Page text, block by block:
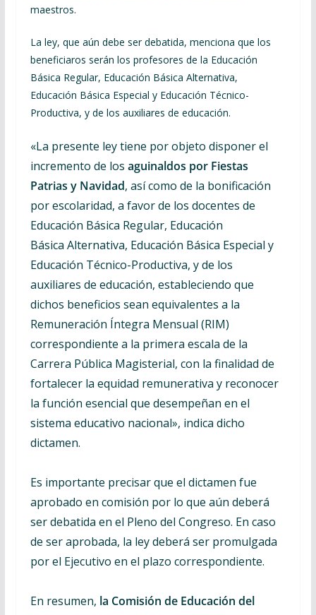
maestros.
La ley, que aún debe ser debatida, menciona que los
beneficiaros serán los profesores de la Educación
Básica Regular, Educación Básica Alternativa,
Educación Básica Especial y Educación Técnico-
Productiva, y de los auxiliares de educación.
«La presente ley tiene por objeto disponer el
incremento de los aguinaldos por Fiestas
Patrias y Navidad, así como de la bonificación
por escolaridad, a favor de los docentes de
Educación Básica Regular, Educación
Básica Alternativa, Educación Básica Especial y
Educación Técnico-Productiva, y de los
auxiliares de educación, estableciendo que
dichos beneficios sean equivalentes a la
Remuneración Íntegra Mensual (RIM)
correspondiente a la primera escala de la
Carrera Pública Magisterial, con la finalidad de
fortalecer la equidad remunerativa y reconocer
la función esencial que desempeñan en el
sistema educativo nacional», indica dicho
dictamen.
Es importante precisar que el dictamen fue
aprobado en comisión por lo que aún deberá
ser debatida en el Pleno del Congreso. En caso
de ser aprobada, la ley deberá ser promulgada
por el Ejecutivo en el plazo correspondiente.
En resumen, la Comisión de Educación del